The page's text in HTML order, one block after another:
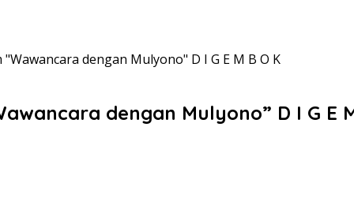
dengan Mulyono" D I G E M B O K
dengan Mulyono” D I G E